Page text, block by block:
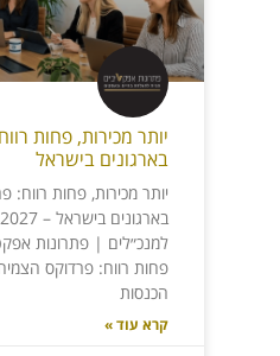
יותר מכירות, פחות
בארגונים בישראל
יותר מכירות, פחות רווח:
למנכ״לים | פתרונות
פחות רווח: פרדוקס
הכנסות
קרא עוד »